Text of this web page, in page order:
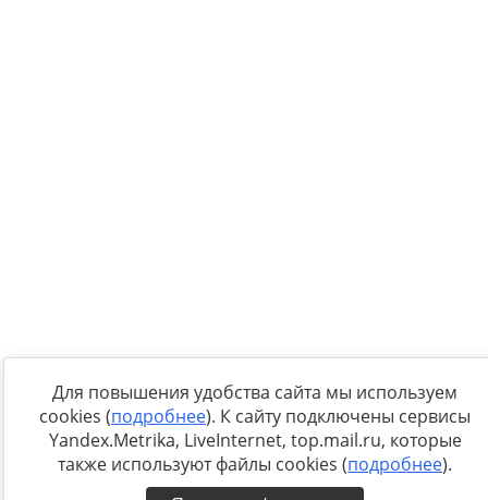
Для повышения удобства сайта мы используем
cookies (подробнее). К сайту подключены сервисы
Yandex.Metrika, LiveInternet, top.mail.ru, которые
также используют файлы cookies (подробнее).